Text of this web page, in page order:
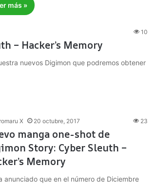
más »
10
– Hacker’s Memory
nuevos Digimon que podremos obtener
X 20 octubre, 2017 23
manga one-shot de
Story: Cyber Sleuth –
Memory
anunciado que en el número de Diciembre